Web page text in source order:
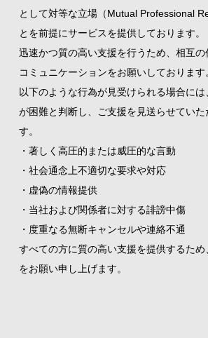
として対等な立場（Mutual Professional
とを前提にサービスを提供しております。
迅速かつ質の高い支援を行うため、相互
コミュニケーションをお願いしております
以下のような行為が見受けられる場合に
が困難と判断し、ご支援を見送らせていた
す。
・著しく高圧的または威圧的な言動
・社会通念上不適切な要求や対応
・虚偽の情報提供
・当社および関係者に対する誹謗中傷
・度重なる無断キャンセルや連絡不通
すべての方に質の高い支援を提供するた
をお願い申し上げます。